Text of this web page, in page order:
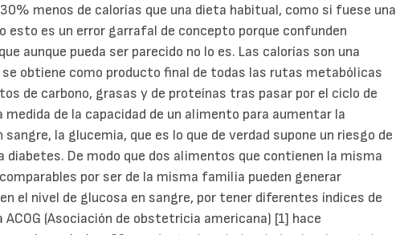
menos de calorías que una dieta habitual, como si fuese una
esto es un error garrafal de concepto porque confunden
aunque pueda ser parecido no lo es. Las calorías son una
se obtiene como producto final de todas las rutas metabólicas
de carbono, grasas y de proteínas tras pasar por el ciclo de
medida de la capacidad de un alimento para aumentar la
la glucemia, que es lo que de verdad supone un riesgo de
diabetes. De modo que dos alimentos que contienen la misma
por ser de la misma familia pueden generar
el nivel de glucosa en sangre, por tener diferentes índices de
(Asociación de obstetricia americana) [1] hace